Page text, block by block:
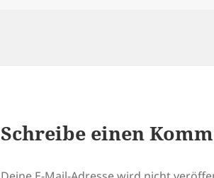
Schreibe einen